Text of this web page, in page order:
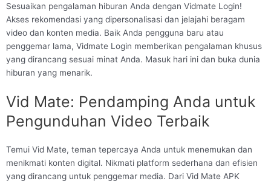
Sesuaikan pengalaman hiburan Anda dengan Vidmate Login!
Akses rekomendasi yang dipersonalisasi dan jelajahi beragam
video dan konten media. Baik Anda pengguna baru atau
penggemar lama, Vidmate Login memberikan pengalaman khusus
yang dirancang sesuai minat Anda. Masuk hari ini dan buka dunia
hiburan yang menarik.
Vid Mate: Pendamping Anda untuk
Pengunduhan Video Terbaik
Temui Vid Mate, teman tepercaya Anda untuk menemukan dan
menikmati konten digital. Nikmati platform sederhana dan efisien
yang dirancang untuk penggemar media. Dari Vid Mate APK